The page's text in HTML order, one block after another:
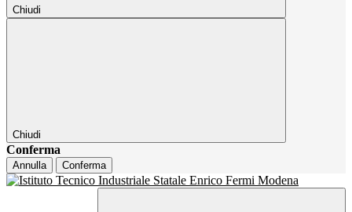
Chiudi
Chiudi
Conferma
Annulla Conferma